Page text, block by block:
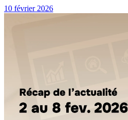
10 février 2026